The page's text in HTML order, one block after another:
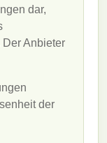
dar,
Anbieter
der